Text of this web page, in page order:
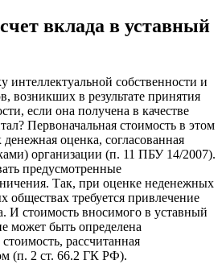
вклада в уставный
интеллектуальной собственности и
возникших в результате принятия
если она получена в качестве
Первоначальная стоимость в этом
денежная оценка, согласованная
организации (п. 11 ПБУ 14/2007).
предусмотренные
Так, при оценке неденежных
обществах требуется привлечение
И стоимость вносимого в уставный
может быть определена
рассчитанная
(п. 2 ст. 66.2 ГК РФ).